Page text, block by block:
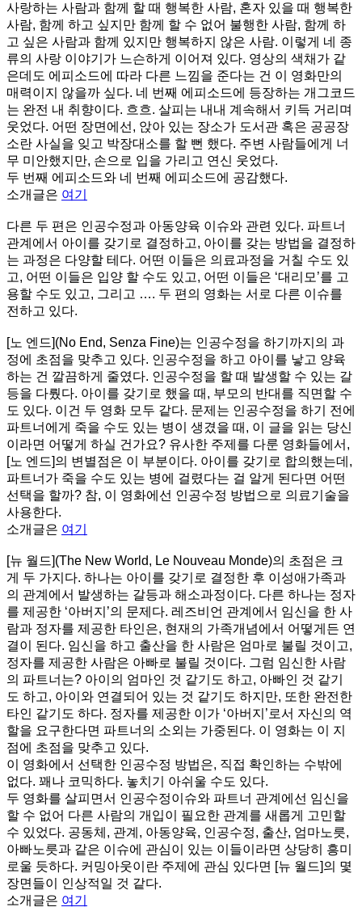
사랑하는 사람과 함께 할 때 행복한 사람, 혼자 있을 때 행복한
사람, 함께 하고 싶지만 함께 할 수 없어 불행한 사람, 함께 하
고 싶은 사람과 함께 있지만 행복하지 않은 사람. 이렇게 네 종
류의 사랑 이야기가 느슨하게 이어져 있다. 영상의 색채가 같
은데도 에피소드에 따라 다른 느낌을 준다는 건 이 영화만의
매력이지 않을까 싶다. 네 번째 에피소드에 등장하는 개그코드
는 완전 내 취향이다. 흐흐. 살피는 내내 계속해서 키득 거리며
웃었다. 어떤 장면에선, 앉아 있는 장소가 도서관 혹은 공공장
소란 사실을 잊고 박장대소를 할 뻔 했다. 주변 사람들에게 너
무 미안했지만, 손으로 입을 가리고 연신 웃었다.
두 번째 에피소드와 네 번째 에피소드에 공감했다.
소개글은 여기
다른 두 편은 인공수정과 아동양육 이슈와 관련 있다. 파트너
관계에서 아이를 갖기로 결정하고, 아이를 갖는 방법을 결정하
는 과정은 다양할 테다. 어떤 이들은 의료과정을 거칠 수도 있
고, 어떤 이들은 입양 할 수도 있고, 어떤 이들은 ‘대리모’를 고
용할 수도 있고, 그리고 …. 두 편의 영화는 서로 다른 이슈를
전하고 있다.
[노 엔드](No End, Senza Fine)는 인공수정을 하기까지의 과
정에 초점을 맞추고 있다. 인공수정을 하고 아이를 낳고 양육
하는 건 깔끔하게 줄였다. 인공수정을 할 때 발생할 수 있는 갈
등을 다뤘다. 아이를 갖기로 했을 때, 부모의 반대를 직면할 수
도 있다. 이건 두 영화 모두 같다. 문제는 인공수정을 하기 전에
파트너에게 죽을 수도 있는 병이 생겼을 때, 이 글을 읽는 당신
이라면 어떻게 하실 건가요? 유사한 주제를 다룬 영화들에서,
[노 엔드]의 변별점은 이 부분이다. 아이를 갖기로 합의했는데,
파트너가 죽을 수도 있는 병에 걸렸다는 걸 알게 된다면 어떤
선택을 할까? 참, 이 영화에선 인공수정 방법으로 의료기술을
사용한다.
소개글은 여기
[뉴 월드](The New World, Le Nouveau Monde)의 초점은 크
게 두 가지다. 하나는 아이를 갖기로 결정한 후 이성애가족과
의 관계에서 발생하는 갈등과 해소과정이다. 다른 하나는 정자
를 제공한 ‘아버지’의 문제다. 레즈비언 관계에서 임신을 한 사
람과 정자를 제공한 타인은, 현재의 가족개념에서 어떻게든 연
결이 된다. 임신을 하고 출산을 한 사람은 엄마로 불릴 것이고,
정자를 제공한 사람은 아빠로 불릴 것이다. 그럼 임신한 사람
의 파트너는? 아이의 엄마인 것 같기도 하고, 아빠인 것 같기
도 하고, 아이와 연결되어 있는 것 같기도 하지만, 또한 완전한
타인 같기도 하다. 정자를 제공한 이가 ‘아버지’로서 자신의 역
할을 요구한다면 파트너의 소외는 가중된다. 이 영화는 이 지
점에 초점을 맞추고 있다.
이 영화에서 선택한 인공수정 방법은, 직접 확인하는 수밖에
없다. 꽤나 코믹하다. 놓치기 아쉬울 수도 있다.
두 영화를 살피면서 인공수정이슈와 파트너 관계에선 임신을
할 수 없어 다른 사람의 개입이 필요한 관계를 새롭게 고민할
수 있었다. 공동체, 관계, 아동양육, 인공수정, 출산, 엄마노릇,
아빠노릇과 같은 이슈에 관심이 있는 이들이라면 상당히 흥미
로울 듯하다. 커밍아웃이란 주제에 관심 있다면 [뉴 월드]의 몇
장면들이 인상적일 것 같다.
소개글은 여기